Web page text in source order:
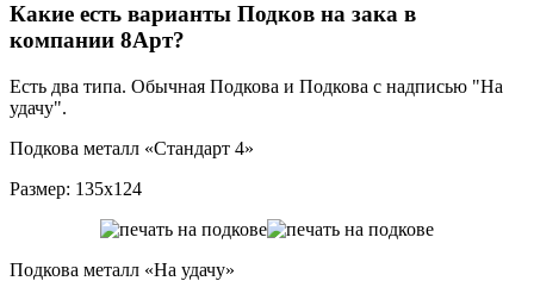
Какие есть варианты Подков на зака в
компании 8Арт?
Есть два типа. Обычная Подкова и Подкова с надписью "На
удачу".
Подкова металл «Стандарт 4»
Размер: 135х124
Подкова металл «На удачу»